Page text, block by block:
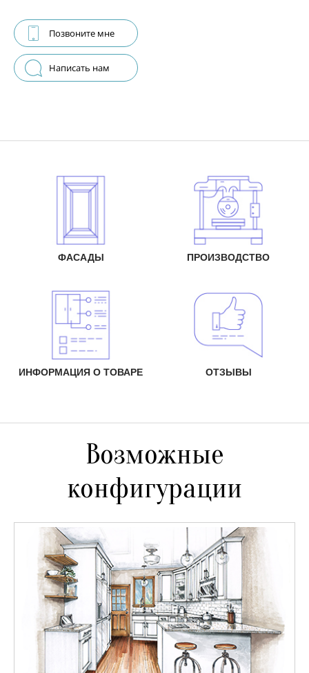
Позвоните мне
Написать нам
ФАСАДЫ ПРОИЗВОДСТВО
ИНФОРМАЦИЯ О ТОВАРЕ ОТЗЫВЫ
Возможные
конфигурации